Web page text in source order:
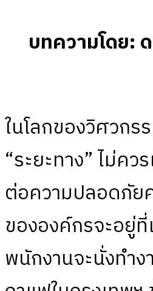
บทความโดย:
ในโลกของวิศวกร
“ระยะทาง” ไม่คว
ต่อความปลอดภัย
ขององค์กรจะอยู่ที่
พนักงานจะนั่งทำ